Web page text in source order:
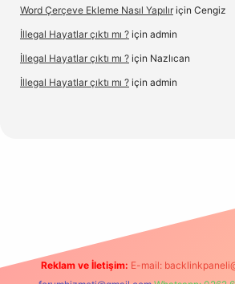
Word Çerçeve Ekleme Nasıl Yapılır için Cengiz
İllegal Hayatlar çıktı mı ? için admin
İllegal Hayatlar çıktı mı ? için Nazlıcan
İllegal Hayatlar çıktı mı ? için admin
Reklam ve İletişim: E-mail: